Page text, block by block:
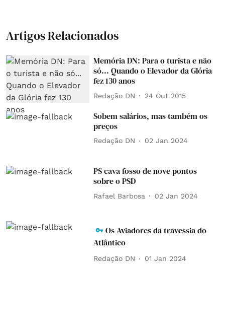
Artigos Relacionados
Memória DN: Para o turista e não
só... Quando o Elevador da Glória
fez 130 anos
Redação DN 24 Out 2015
Sobem salários, mas também os
preços
Redação DN 02 Jan 2024
PS cava fosso de nove pontos
sobre o PSD
Rafael Barbosa 02 Jan 2024
Os Aviadores da travessia do
Atlântico
Redação DN 01 Jan 2024